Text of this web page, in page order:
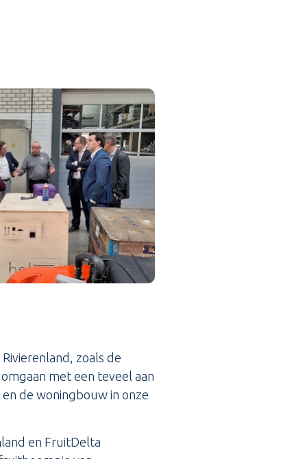
zoals de
met een teveel aan
de woningbouw in onze
en FruitDelta